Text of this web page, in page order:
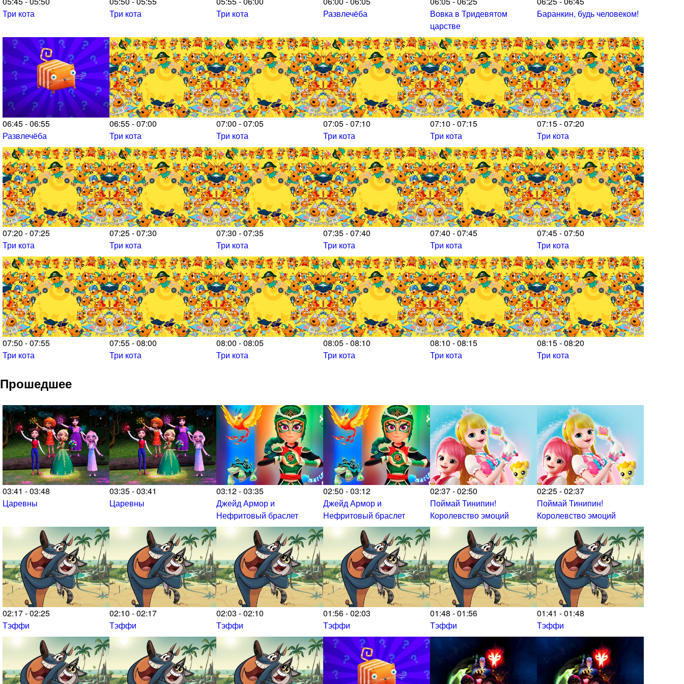
Три кота
Три кота
Три кота
Развлечёба
Вовка в Тридевятом
царстве
Баранкин, будь человеком!
06:45 - 06:55
Развлечёба
06:55 - 07:00
Три кота
07:00 - 07:05
Три кота
07:05 - 07:10
Три кота
07:10 - 07:15
Три кота
07:15 - 07:20
Три кота
07:20 - 07:25
Три кота
07:25 - 07:30
Три кота
07:30 - 07:35
Три кота
07:35 - 07:40
Три кота
07:40 - 07:45
Три кота
07:45 - 07:50
Три кота
07:50 - 07:55
Три кота
07:55 - 08:00
Три кота
08:00 - 08:05
Три кота
08:05 - 08:10
Три кота
08:10 - 08:15
Три кота
08:15 - 08:20
Три кота
Прошедшее
03:41 - 03:48
Царевны
03:35 - 03:41
Царевны
03:12 - 03:35
Джейд Армор и
Нефритовый браслет
02:50 - 03:12
Джейд Армор и
Нефритовый браслет
02:37 - 02:50
Поймай Тинипин!
Королевство эмоций
02:25 - 02:37
Поймай Тинипин!
Королевство эмоций
02:17 - 02:25
Тэффи
02:10 - 02:17
Тэффи
02:03 - 02:10
Тэффи
01:56 - 02:03
Тэффи
01:48 - 01:56
Тэффи
01:41 - 01:48
Тэффи